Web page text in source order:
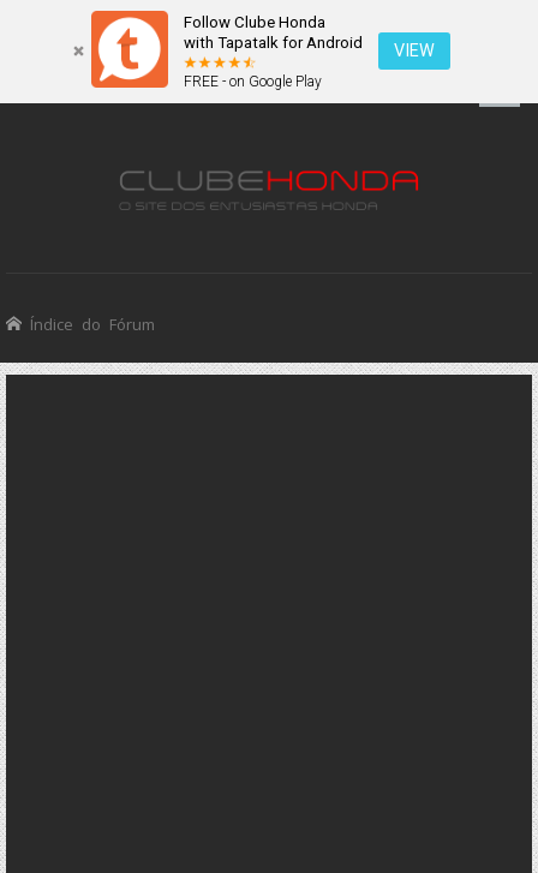
Follow Clube Honda
with Tapatalk for Android
FREE - on Google Play
VIEW
Índice do Fórum